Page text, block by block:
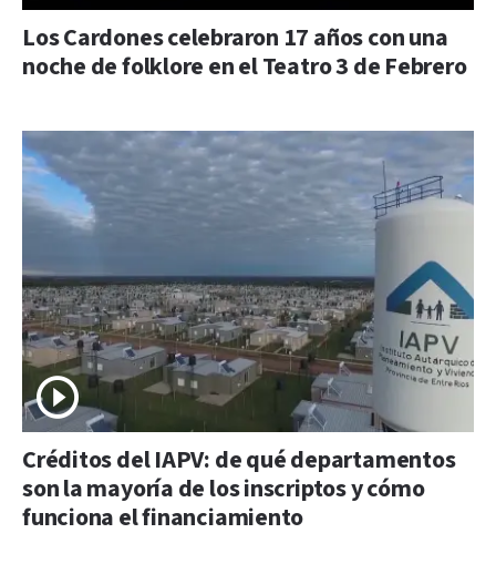
Los Cardones celebraron 17 años con una
noche de folklore en el Teatro 3 de Febrero
Créditos del IAPV: de qué departamentos
son la mayoría de los inscriptos y cómo
funciona el financiamiento